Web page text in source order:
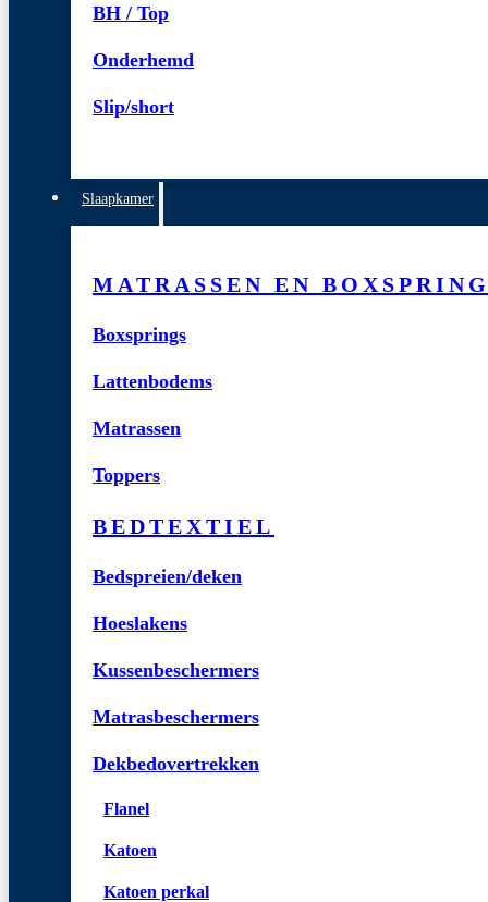
BH / Top
Onderhemd
Slip/short
Slaapkamer
MATRASSEN EN
Boxsprings
Lattenbodems
Matrassen
Toppers
BEDTEXTIEL
Bedspreien/deken
Hoeslakens
Kussenbeschermers
Matrasbeschermers
Dekbedovertrekken
Flanel
Katoen
Katoen perkal